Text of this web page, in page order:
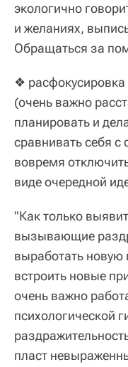
экологично
и желаниях,
Обращаться за
❖
(очень важно
планировать и
сравнивать себя
вовремя
виде очередной
"Как только
вызывающие
выработать новую
встроить новые
очень важно
психологической
пласт